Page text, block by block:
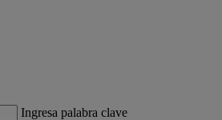
Ingresa palabra clave